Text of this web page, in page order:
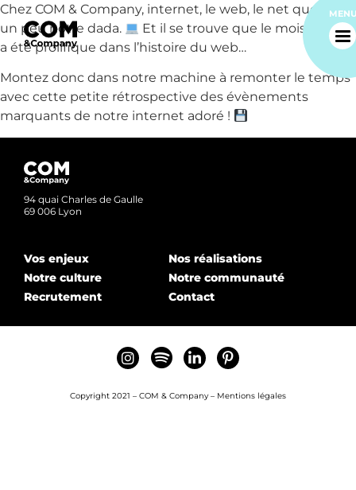
Accueil
Nos métiers
Nos réalisations
Chez COM & Company, internet, le web, le net quoi, c’est
un peu notre dada.
Et il se trouve que le mois de juin
a été prolifique dans l’histoire du web…
Montez donc dans notre machine à remonter le temps
avec cette petite rétrospective des évènements
marquants de notre internet adoré !
94 quai Charles de Gaulle
69 006 Lyon
Vos enjeux
Notre culture
Recrutement
Nos réalisations
Notre communauté
Contact
Copyright 2021 – COM & Company – Mentions légales